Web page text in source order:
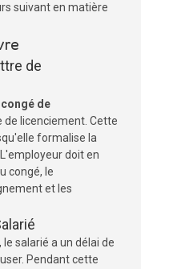
suivant en matière
de
congé de
de licenciement. Cette
formalise la
doit en
congé, le
et les
salarié a un délai de
Pendant cette